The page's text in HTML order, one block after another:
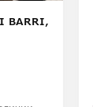
BARRI,